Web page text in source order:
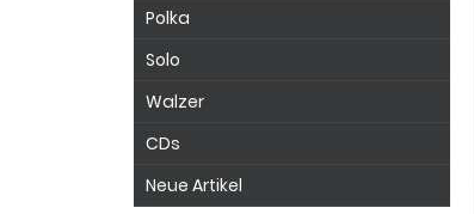
Polka
Solo
Walzer
CDs
Neue Artikel